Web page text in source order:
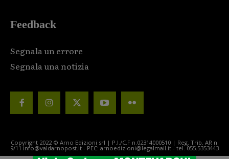
Feedback
Segnala un errore
Segnala una notizia
Copyright 2022 © Arno Edizioni srl | P.I./C.F n.02314000510 | Reg. Trib. AR n.
9/11 info@valdarnopost.it - PEC: arnoedizioni@legalmail.it - tel. 055.5353443